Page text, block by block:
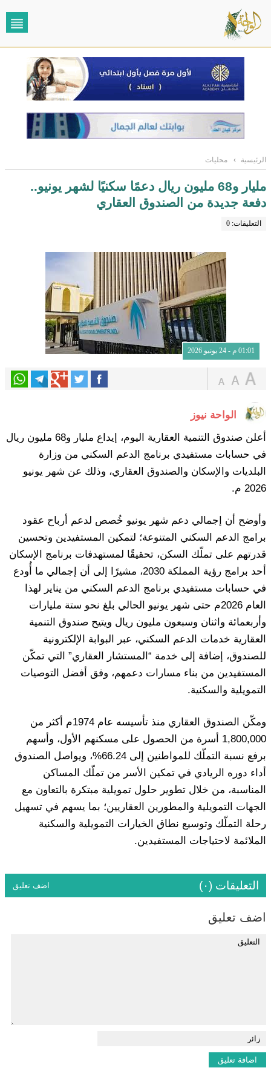
الرئيسية › محليات
مليار و68 مليون ريال دعمًا سكنيًا لشهر يونيو..
دفعة جديدة من الصندوق العقاري
التعليقات: 0
01:01 م - 24 يونيو 2026
الواحة نيوز
أعلن صندوق التنمية العقارية اليوم، إيداع مليار و68 مليون ريال
في حسابات مستفيدي برنامج الدعم السكني من وزارة
البلديات والإسكان والصندوق العقاري، وذلك عن شهر يونيو
2026 م.
وأوضح أن إجمالي دعم شهر يونيو خُصص لدعم أرباح عقود
برامج الدعم السكني المتنوعة؛ لتمكين المستفيدين وتحسين
قدرتهم على تملّك السكن، تحقيقًا لمستهدفات برنامج الإسكان
أحد برامج رؤية المملكة 2030، مشيرًا إلى أن إجمالي ما أُودع
في حسابات مستفيدي برنامج الدعم السكني من يناير لهذا
العام 2026م حتى شهر يونيو الحالي بلغ نحو ستة مليارات
وأربعمائة واثنان وسبعون مليون ريال ويتيح صندوق التنمية
العقارية خدمات الدعم السكني، عبر البوابة الإلكترونية
للصندوق، إضافة إلى خدمة “المستشار العقاري” التي تمكّن
المستفيدين من بناء مسارات دعمهم، وفق أفضل التوصيات
التمويلية والسكنية.
ومكّن الصندوق العقاري منذ تأسيسه عام 1974م أكثر من
1,800,000 أسرة من الحصول على مسكنهم الأول، وأسهم
برفع نسبة التملّك للمواطنين إلى 66.24%، ويواصل الصندوق
أداء دوره الريادي في تمكين الأسر من تملّك المساكن
المناسبة، من خلال تطوير حلول تمويلية مبتكرة بالتعاون مع
الجهات التمويلية والمطورين العقاريين؛ بما يسهم في تسهيل
رحلة التملّك وتوسيع نطاق الخيارات التمويلية والسكنية
الملائمة لاحتياجات المستفيدين.
التعليقات (٠) اضف تعليق
اضف تعليق